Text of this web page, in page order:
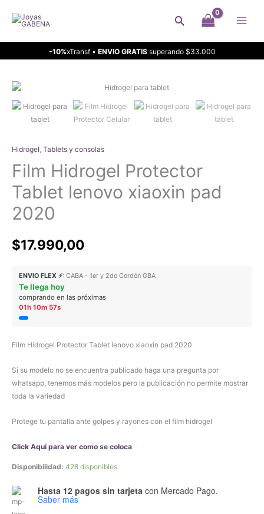
Buscar
-10%xTransf • ENVIO GRATISsuperando $33.000
Hidrogel, Tablets y consolas
Film Hidrogel Protector
Tablet lenovo xiaoxin pad
2020
$17.990,00
ENVIO FLEX ⚡: CABA - 1er y 2do Cordón GBA
Te llega hoy
comprando en las próximas
01h 10m 57s
Film Hidrogel Protector Tablet lenovo xiaoxin pad 2020
Si su modelo no se encuentra publicado haga una pregunta por
whatsapp, tenemos más modelos pero la publicación no permite mostrar
toda la variedad
Protege tu pantalla ante golpes y rayones con el film hidrogel
Click Aquí para ver como se coloca
Disponibilidad: 428 disponibles
Hasta 12 pagos sin tarjeta con Mercado Pago.
Saber más